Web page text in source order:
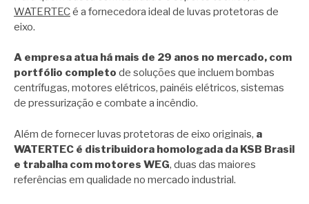
WATERTECé a fornecedora ideal de luvas protetoras de
eixo.
A empresa atua há mais de 29 anos no mercado, com
portfólio completo de soluções que incluem bombas
centrífugas, motores elétricos, painéis elétricos, sistemas
de pressurização e combate a incêndio.
Além de fornecer luvas protetoras de eixo originais, a
WATERTEC é distribuidora homologada da KSB Brasil
e trabalha com motores WEG, duas das maiores
referências em qualidade no mercado industrial.